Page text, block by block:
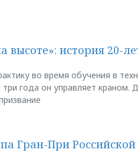
высоте»: история 20-
во время обучения в
года он управляет краном.
Гран-При